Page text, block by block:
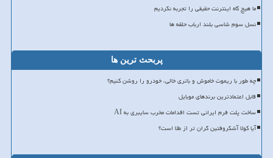
ما هیچ گاه اینترنت حقیقی را تجربه نکردیم
نسل سوم شاسی بلند ارباب حلقه ها
پربحث ترین ها
چه طور با ریموت خاموش و باتری خالی، خودرو را روشن کنیم؟
قابل اعتمادترین برندهای موبایل
ساخت پلت فرم ایرانی تست اقدامات مخرب سایبری به AI
آیا کولا آشکروفتین گران تر از طلا است؟